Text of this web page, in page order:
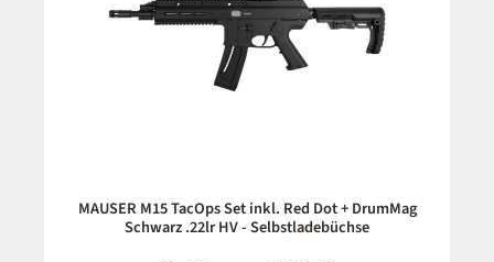
MAUSER M15 TacOps Set inkl. Red Dot + DrumMag
Schwarz .22lr HV - Selbstladebüchse